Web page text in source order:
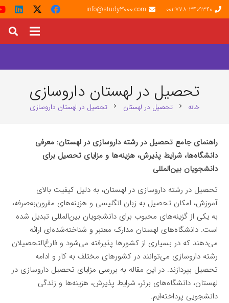
001-778-3409340
info@study3000.com
تحصیل در لهستان داروسازی
خانه chevron_right تحصیل در لهستان chevron_right تحصیل در لهستان داروسازی
راهنمای جامع تحصیل در رشته داروسازی در لهستان: معرفی
دانشگاه‌ها، شرایط پذیرش، هزینه‌ها و مزایای تحصیل برای
دانشجویان بین‌المللی
تحصیل در رشته داروسازی در لهستان، به دلیل کیفیت بالای
آموزش، امکان تحصیل به زبان انگلیسی و هزینه‌های مقرون‌به‌صرفه،
به یکی از گزینه‌های محبوب برای دانشجویان بین‌المللی تبدیل شده
است. دانشگاه‌های لهستان مدارک معتبر و شناخته‌شده‌ای ارائه
می‌دهند که در بسیاری از کشورها پذیرفته می‌شود و فارغ‌التحصیلان
رشته داروسازی می‌توانند در کشورهای مختلف به کار و ادامه
تحصیل بپردازند. در این مقاله به بررسی مزایای تحصیل داروسازی در
لهستان، دانشگاه‌های برتر، شرایط پذیرش، هزینه‌ها و زندگی
دانشجویی پرداخته‌ایم.